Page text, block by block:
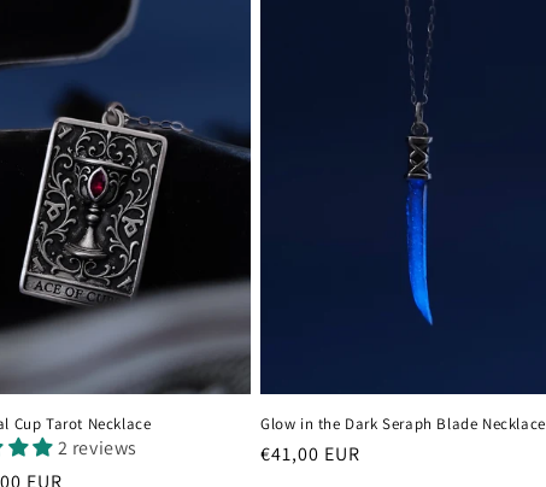
Cup Tarot Necklace
2 reviews
EUR
Glow in the Dark Seraph Blade Necklace
Prezzo
€41,00 EUR